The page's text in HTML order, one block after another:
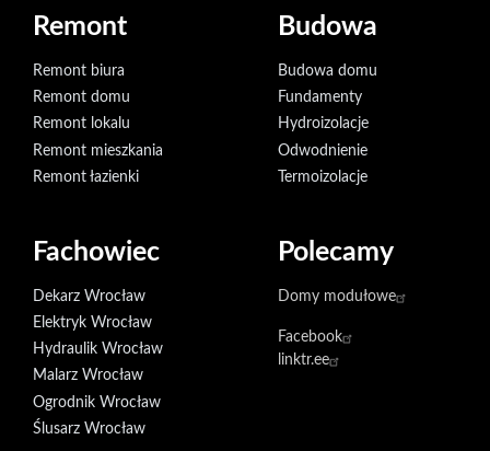
Remont
Remont biura
Remont domu
Remont lokalu
Remont mieszkania
Remont łazienki
Budowa
Budowa domu
Fundamenty
Hydroizolacje
Odwodnienie
Termoizolacje
Fachowiec
Dekarz Wrocław
Elektryk Wrocław
Hydraulik Wrocław
Malarz Wrocław
Ogrodnik Wrocław
Ślusarz Wrocław
Polecamy
Domy modułowe
Facebook
linktr.ee